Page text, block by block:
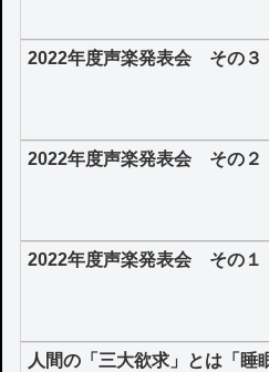
2022年度声楽発表会 その
2022年度声楽発表会 その
2022年度声楽発表会 その
人間の「三大欲求」とは「睡